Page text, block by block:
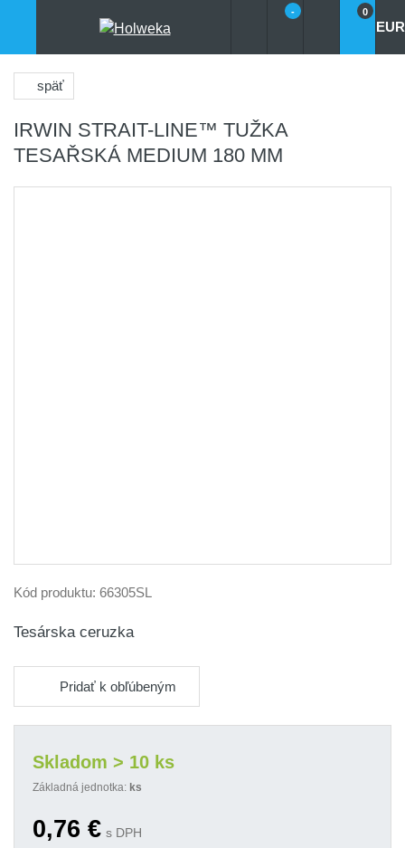
- 0
EUR
späť
IRWIN STRAIT-LINE™ TUŽKA
TESAŘSKÁ MEDIUM 180 MM
Kód produktu: 66305SL
Tesárska ceruzka
Pridať k obľúbeným
Skladom > 10 ks
Základná jednotka: ks
0,76 € s DPH